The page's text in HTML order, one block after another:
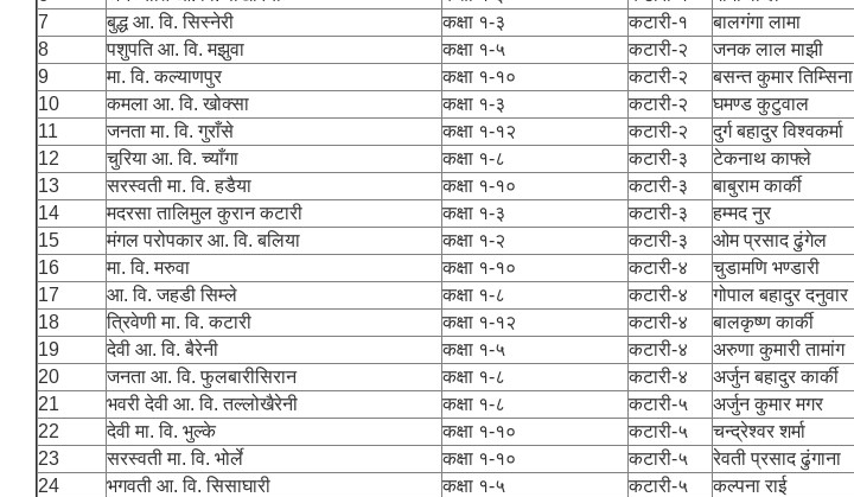
7
बुद्ध आ. वि. सिस्नेरी कक्षा १-३ कटारी-१ बालगंगा लामा
8
पशुपति आ. वि. मझुवा कक्षा १-५ कटारी-२ जनक लाल माझी
9
मा. वि. कल्याणपुर कक्षा १-१० कटारी-२ बसन्त कुमार तिम्सिना
10
कमला आ. वि. खोक्सा कक्षा १-३ कटारी-२ घमण्ड कुटुवाल
11
जनता मा. वि. गुराँसे कक्षा १-१२ कटारी-२ दुर्ग बहादुर विश्वकर्मा
12
चुरिया आ. वि. च्याँगा कक्षा १-८ कटारी-३ टेकनाथ काफ्ले
13
सरस्वती मा. वि. हडैया कक्षा १-१० कटारी-३ बाबुराम कार्की
14
मदरसा तालिमुल कुरान कटारी कक्षा १-३ कटारी-३ हम्मद नुर
15
मंगल परोपकार आ. वि. बलिया कक्षा १-२ कटारी-३ ओम प्रसाद ढुंगेल
16
मा. वि. मरुवा कक्षा १-१० कटारी-४ चुडामणि भण्डारी
17
आ. वि. जहडी सिम्ले कक्षा १-८ कटारी-४ गोपाल बहादुर दनुवार
18
त्रिवेणी मा. वि. कटारी कक्षा १-१२ कटारी-४ बालकृष्ण कार्की
19
देवी आ. वि. बैरेनी कक्षा १-५ कटारी-४ अरुणा कुमारी तामांग
20
जनता आ. वि. फुलबारीसिरान कक्षा १-८ कटारी-४ अर्जुन बहादुर कार्की
21
भवरी देवी आ. वि. तल्लोखैरेनी कक्षा १-८ कटारी-५ अर्जुन कुमार मगर
22
देवी मा. वि. भुल्के कक्षा १-१० कटारी-५ चन्द्रेश्वर शर्मा
23
सरस्वती मा. वि. भोर्ले कक्षा १-१० कटारी-५ रेवती प्रसाद ढुंगाना
24
भगवती आ. वि. सिसाघारी कक्षा १-५ कटारी-५ कल्पना राई